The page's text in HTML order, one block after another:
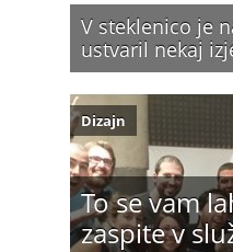
V steklenico je
ustvaril nekaj
To se vam
zaspite v
Dizajn